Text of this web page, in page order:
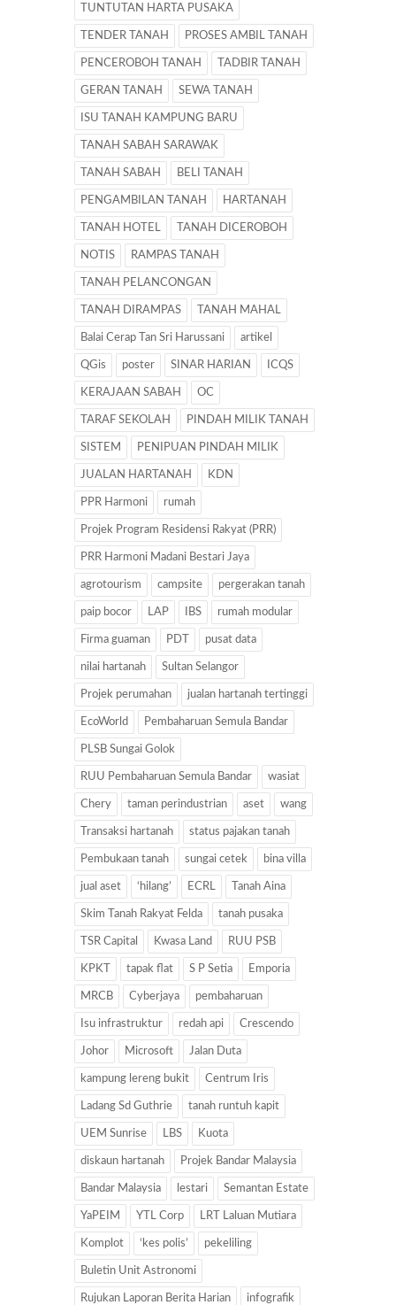
TUNTUTAN HARTA PUSAKA
TENDER TANAH PROSES AMBIL TANAH
PENCEROBOH TANAH TADBIR TANAH
GERAN TANAH SEWA TANAH
ISU TANAH KAMPUNG BARU
TANAH SABAH SARAWAK
TANAH SABAH BELI TANAH
PENGAMBILAN TANAH HARTANAH
TANAH HOTEL TANAH DICEROBOH
NOTIS RAMPAS TANAH
TANAH PELANCONGAN
TANAH DIRAMPAS TANAH MAHAL
Balai Cerap Tan Sri Harussani artikel
QGis poster SINAR HARIAN ICQS
KERAJAAN SABAH OC
TARAF SEKOLAH PINDAH MILIK TANAH
SISTEM PENIPUAN PINDAH MILIK
JUALAN HARTANAH KDN
PPR Harmoni rumah
Projek Program Residensi Rakyat (PRR)
PRR Harmoni Madani Bestari Jaya
agrotourism campsite pergerakan tanah
paip bocor LAP IBS rumah modular
Firma guaman PDT pusat data
nilai hartanah Sultan Selangor
Projek perumahan jualan hartanah tertinggi
EcoWorld Pembaharuan Semula Bandar
PLSB Sungai Golok
RUU Pembaharuan Semula Bandar wasiat
Chery taman perindustrian aset wang
Transaksi hartanah status pajakan tanah
Pembukaan tanah sungai cetek bina villa
jual aset ‘hilang’ ECRL Tanah Aina
Skim Tanah Rakyat Felda tanah pusaka
TSR Capital Kwasa Land RUU PSB
KPKT tapak flat S P Setia Emporia
MRCB Cyberjaya pembaharuan
Isu infrastruktur redah api Crescendo
Johor Microsoft Jalan Duta
kampung lereng bukit Centrum Iris
Ladang Sd Guthrie tanah runtuh kapit
UEM Sunrise LBS Kuota
diskaun hartanah Projek Bandar Malaysia
Bandar Malaysia lestari Semantan Estate
YaPEIM YTL Corp LRT Laluan Mutiara
Komplot ‘kes polis’ pekeliling
Buletin Unit Astronomi
Rujukan Laporan Berita Harian infografik